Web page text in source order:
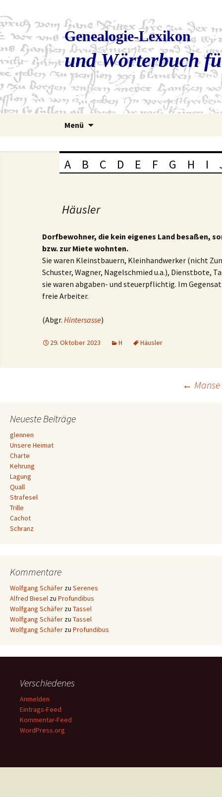
Genealogie-Lexikon
und Wörterbuch
Menü
A B C D E F G H I
Häusler
Dorfbewohner, die kein eigenes Land besaßen,
bzw. zur Miete wohnten.
Sie waren Kleinstbauern, Kleinhandwerker (nicht
Schuster, Wagner, Nagelschmied u.a.), Dienstbote,
sie waren abgaben- und steuerpflichtig. Im
freie Arbeiter.
(Abgr. Hintersasse)
29. Oktober 2023 H Häusler
Navigation
← Manse
Neueste Beiträge
glennen
Unsere Heimat
Charte
Kehrung
Lagung
Quall
Strafesel
Trille
Cachot
Schranz
Kommentare
Wolfgang Schäfer zu Serenes
Alfred Biesel zu Profundibus
Wolfgang Schäfer zu Tassel
Wolfgang Schäfer zu Tassel
Wolfgang Schäfer zu Profundibus
Verschiedenes
Anmelden
Eintrags-Feed
Kommentar-Feed
WordPress.org